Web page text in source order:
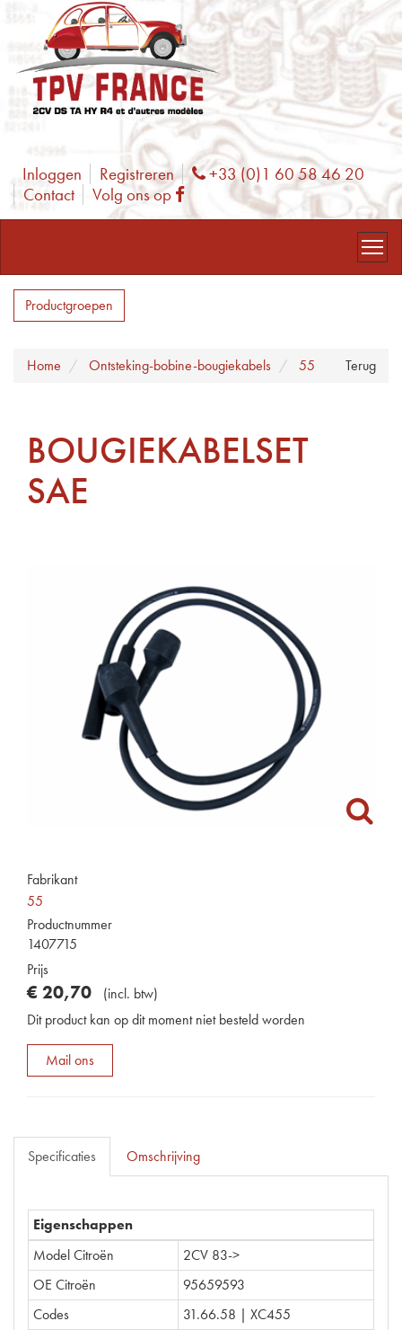
Inloggen Registreren Phone
+33 (0)1 60 58 46 20
Contact
Volg ons op Facebook
Productgroepen
Terug
Home Ontsteking-bobine-bougiekabels 55
BOUGIEKABELSET
SAE
Fabrikant
55
Productnummer
1407715
Prijs
€ 20,70 (incl. btw)
Dit product kan op dit moment niet besteld worden
Mail ons
Specificaties Omschrijving
Eigenschappen
Model Citroën
2CV 83->
OE Citroën
95659593
Codes
31.66.58 | XC455